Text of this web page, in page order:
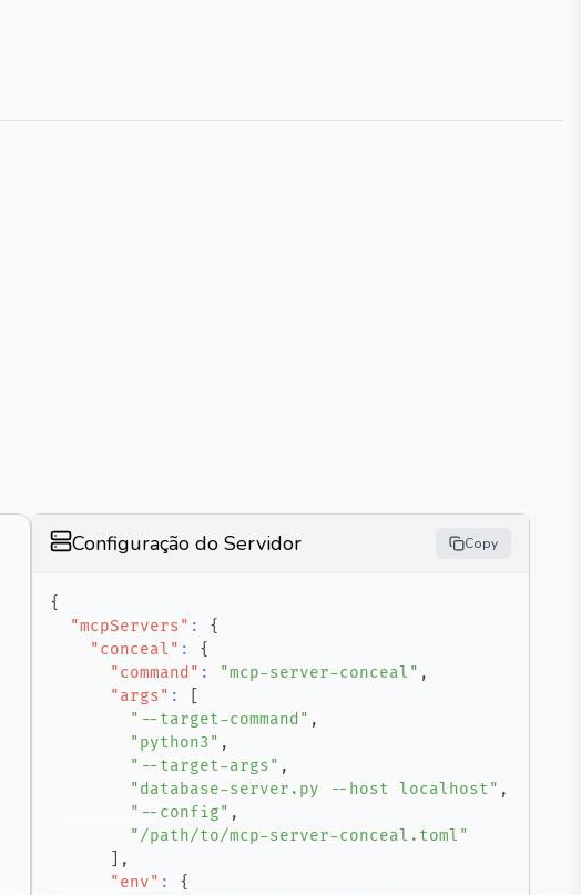
Configuração do Servidor Copy
{
"mcpServers" :
{
"conceal" :
{
"command" : "mcp-server-conceal" ,
"args" :
"--target-command" ,
"python3" ,
"--target-args" ,
"database-server.py --host localhost" ,
"--config" ,
"/path/to/mcp-server-conceal.toml"
,
"env" :
{